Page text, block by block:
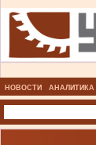
НОВОСТИ АНАЛИТИКА